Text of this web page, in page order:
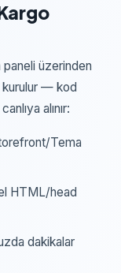
üzerinden
kurulur — kod
alınır:
Tema
HTML/head
dakikalar